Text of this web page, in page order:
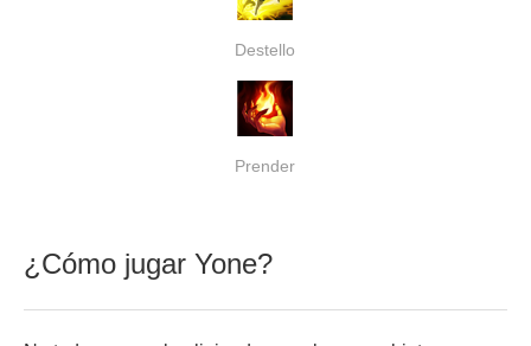
Destello
Prender
¿Cómo jugar Yone?